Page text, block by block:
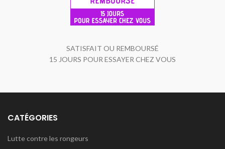
SATISFAIT OU REMBOURSÉ
15 JOURS POUR ESSAYER CHEZ VOUS
CATÉGORIES
Lutte contre les rongeurs